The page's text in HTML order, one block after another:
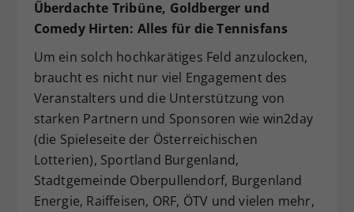
Überdachte Tribüne, Goldberger und
Comedy Hirten: Alles für die Tennisfans
Um ein solch hochkarätiges Feld anzulocken,
braucht es nicht nur viel Engagement des
Veranstalters und die Unterstützung von
starken Partnern und Sponsoren wie win2day
(die Spieleseite der Österreichischen
Lotterien), Sportland Burgenland,
Stadtgemeinde Oberpullendorf, Burgenland
Energie, Raiffeisen, ORF, ÖTV und vielen mehr,